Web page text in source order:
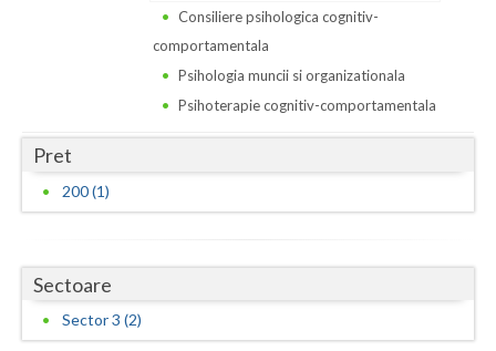
Ilfov
Maramures
Mures
Neamt
Consiliere psihologica cognitiv-
comportamentala
Psihologia muncii si organizationala
Psihoterapie cognitiv-comportamentala
Pret
200 (1)
Sectoare
Sector 3 (2)